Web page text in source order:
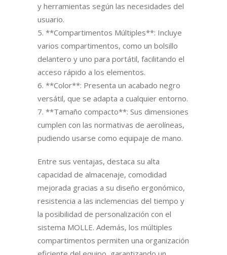
y herramientas según las necesidades del
usuario.
5. **Compartimentos Múltiples**: Incluye
varios compartimentos, como un bolsillo
delantero y uno para portátil, facilitando el
acceso rápido a los elementos.
6. **Color**: Presenta un acabado negro
versátil, que se adapta a cualquier entorno.
7. **Tamaño compacto**: Sus dimensiones
cumplen con las normativas de aerolíneas,
pudiendo usarse como equipaje de mano.
Entre sus ventajas, destaca su alta
capacidad de almacenaje, comodidad
mejorada gracias a su diseño ergonómico,
resistencia a las inclemencias del tiempo y
la posibilidad de personalización con el
sistema MOLLE. Además, los múltiples
compartimentos permiten una organización